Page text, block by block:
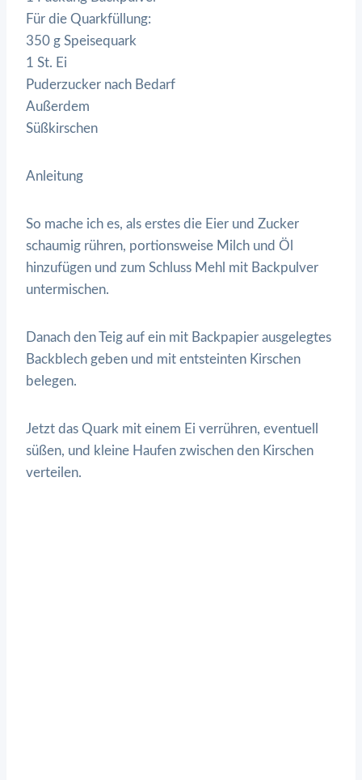
Für die Quarkfüllung:
350 g Speisequark
1 St. Ei
Puderzucker nach Bedarf
Außerdem
Süßkirschen
Anleitung
So mache ich es, als erstes die Eier und Zucker
schaumig rühren, portionsweise Milch und Öl
hinzufügen und zum Schluss Mehl mit Backpulver
untermischen.
Danach den Teig auf ein mit Backpapier ausgelegtes
Backblech geben und mit entsteinten Kirschen
belegen.
Jetzt das Quark mit einem Ei verrühren, eventuell
süßen, und kleine Haufen zwischen den Kirschen
verteilen.